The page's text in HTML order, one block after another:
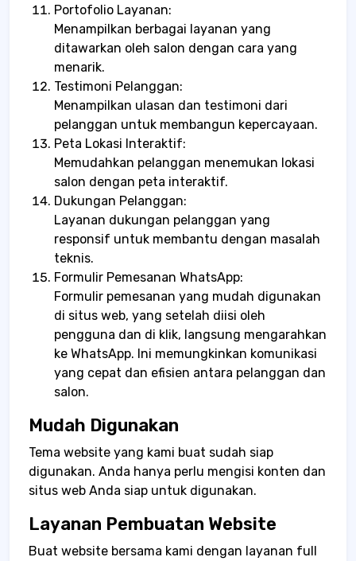
Portofolio Layanan:
Menampilkan berbagai layanan yang
ditawarkan oleh salon dengan cara yang
menarik.
Testimoni Pelanggan:
Menampilkan ulasan dan testimoni dari
pelanggan untuk membangun kepercayaan.
Peta Lokasi Interaktif:
Memudahkan pelanggan menemukan lokasi
salon dengan peta interaktif.
Dukungan Pelanggan:
Layanan dukungan pelanggan yang
responsif untuk membantu dengan masalah
teknis.
Formulir Pemesanan WhatsApp:
Formulir pemesanan yang mudah digunakan
di situs web, yang setelah diisi oleh
pengguna dan di klik, langsung mengarahkan
ke WhatsApp. Ini memungkinkan komunikasi
yang cepat dan efisien antara pelanggan dan
salon.
Mudah Digunakan
Tema website yang kami buat sudah siap
digunakan. Anda hanya perlu mengisi konten dan
situs web Anda siap untuk digunakan.
Layanan Pembuatan Website
Buat website bersama kami dengan layanan full